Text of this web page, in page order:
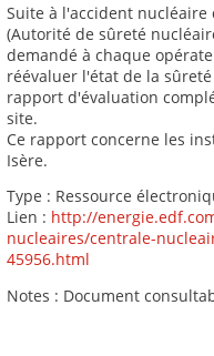
Suite à l'accident nucléaire
(Autorité de sûreté
demandé à chaque
réévaluer l'état de la
rapport d'évaluation
site.
Ce rapport concerne les
Isère.
Type : Ressource
Lien : http://
nucleaires/centrale-
45956.html
Notes : Document